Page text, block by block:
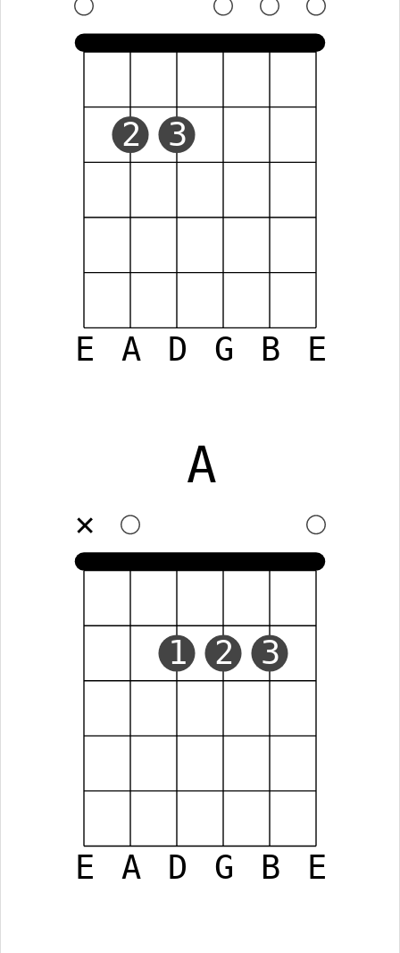
E A D G B E
2 3
A
E A D G B E
✕
1 2 3